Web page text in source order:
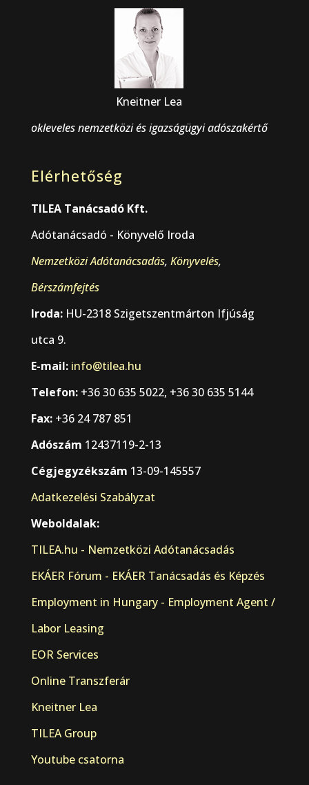
Kneitner Lea
okleveles nemzetközi és igazságügyi adószakértő
Elérhetőség
TILEA Tanácsadó Kft.
Adótanácsadó - Könyvelő Iroda
Nemzetközi Adótanácsadás, Könyvelés,
Bérszámfejtés
Iroda: HU-2318 Szigetszentmárton Ifjúság
utca 9.
E-mail: info@tilea.hu
Telefon:+36 30 635 5022, +36 30 635 5144
Fax:+36 24 787 851
Adószám 12437119-2-13
Cégjegyzékszám 13-09-145557
Adatkezelési Szabályzat
Weboldalak:
TILEA.hu - Nemzetközi Adótanácsadás
EKÁER Fórum - EKÁER Tanácsadás és Képzés
Employment in Hungary - Employment Agent /
Labor Leasing
EOR Services
Online Transzferár
Kneitner Lea
TILEA Group
Youtube csatorna